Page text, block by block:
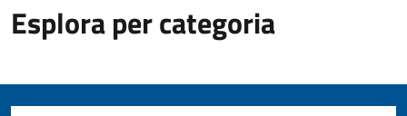
Esplora per categoria